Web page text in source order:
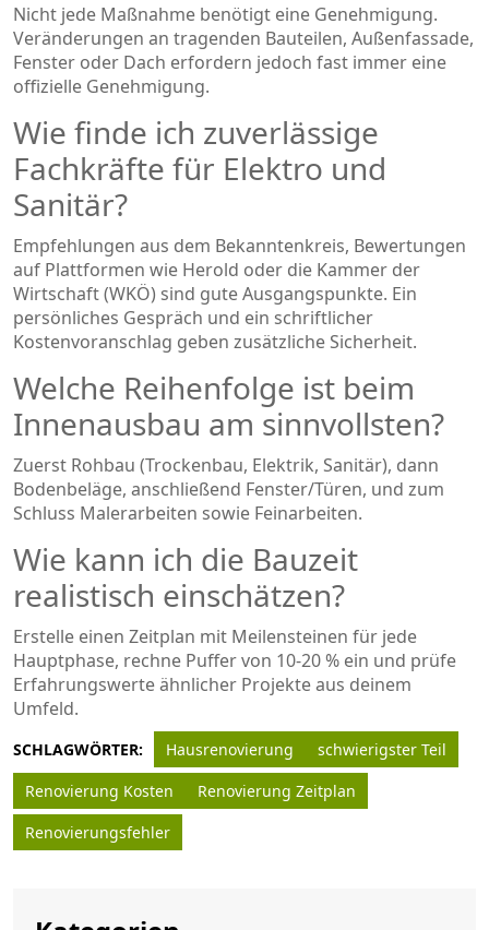
Nicht jede Maßnahme benötigt eine Genehmigung.
Veränderungen an tragenden Bauteilen, Außenfassade,
Fenster oder Dach erfordern jedoch fast immer eine
offizielle Genehmigung.
Wie finde ich zuverlässige
Fachkräfte für Elektro und
Sanitär?
Empfehlungen aus dem Bekanntenkreis, Bewertungen
auf Plattformen wie Herold oder die Kammer der
Wirtschaft (WKÖ) sind gute Ausgangspunkte. Ein
persönliches Gespräch und ein schriftlicher
Kostenvoranschlag geben zusätzliche Sicherheit.
Welche Reihenfolge ist beim
Innenausbau am sinnvollsten?
Zuerst Rohbau (Trockenbau, Elektrik, Sanitär), dann
Bodenbeläge, anschließend Fenster/Türen, und zum
Schluss Malerarbeiten sowie Feinarbeiten.
Wie kann ich die Bauzeit
realistisch einschätzen?
Erstelle einen Zeitplan mit Meilensteinen für jede
Hauptphase, rechne Puffer von 10‑20 % ein und prüfe
Erfahrungswerte ähnlicher Projekte aus deinem
Umfeld.
SCHLAGWÖRTER: Hausrenovierung
schwierigster Teil
Renovierung Kosten
Renovierung Zeitplan
Renovierungsfehler